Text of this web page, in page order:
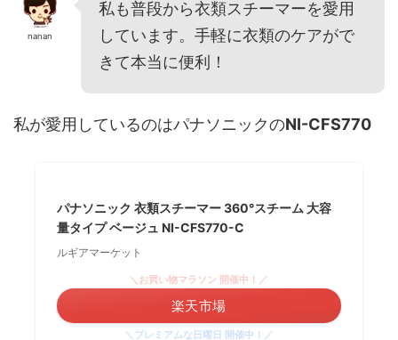
nanan
私も普段から衣類スチーマーを愛用
しています。手軽に衣類のケアがで
きて本当に便利！
私が愛用しているのはパナソニックのNI-CFS770
パナソニック 衣類スチーマー 360°スチーム 大容
量タイプ ベージュ NI-CFS770-C
ルギアマーケット
＼お買い物マラソン 開催中！／
楽天市場
＼プレミアムな日曜日 開催中！／